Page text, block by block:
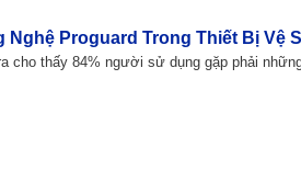
cho thấy 84% người sử dụng gặp phải